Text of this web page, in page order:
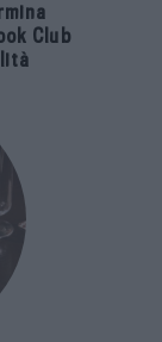
Club